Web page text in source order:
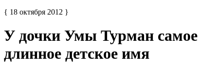
{ 18 октября 2012 }
У дочки Умы Турман самое
длинное детское имя